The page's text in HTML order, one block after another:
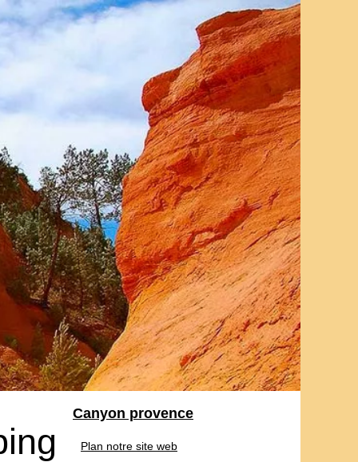
Canyon provence
Plan notre site web